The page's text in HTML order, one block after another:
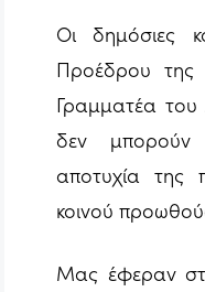
Οι δημόσιες
Προέδρου της
Γραμματέα του
δεν μπορούν
αποτυχία της
κοινού
Μας έφεραν